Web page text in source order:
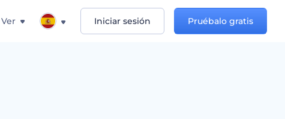
Ver Iniciar sesión Pruébalo gratis